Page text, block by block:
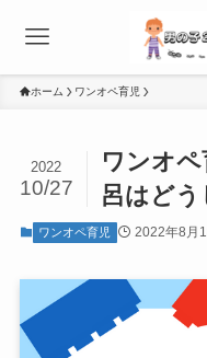
ホーム ワンオペ育児
ワンオ
呂はどう
2022
10/27
ワンオペ育児 2022年8月